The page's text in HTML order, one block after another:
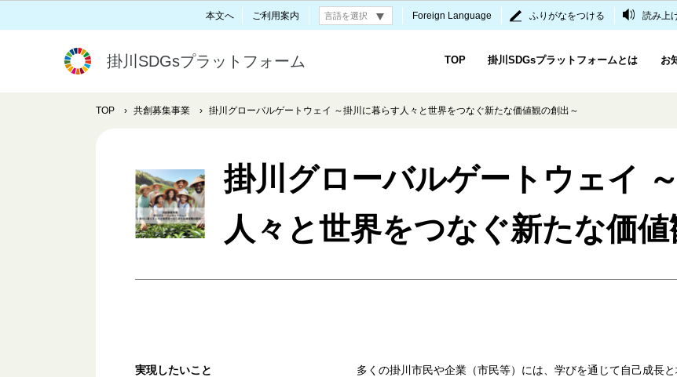
本文へ ご利用案内 Foreign Language ふりがなをつける 読み上
掛川SDGsプラットフォーム TOP 掛川SDGsプラットフォームとは お
TOP › 共創募集事業 › 掛川グローバルゲートウェイ ～掛川に暮らす人々と世界をつなぐ新たな価値観の創出～
掛川グローバルゲートウェイ
人々と世界をつなぐ新たな価値
実現したいこと
多くの掛川市民や企業（市民等）には、学びを通じて自己成長